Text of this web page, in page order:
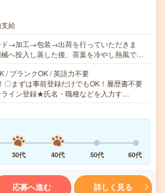
給
ド→加工→包装→出荷を行っていただきま
へ投入し蒸した後、茶葉を冷やし熱風で…
/ ブランクOK / 英語力不要
まずは事前登録だけでもOK！履歴書不要
ライン登録★氏名・職種などを入力す…
30代 40代 50代 60代
応募へ進む 詳しく見る